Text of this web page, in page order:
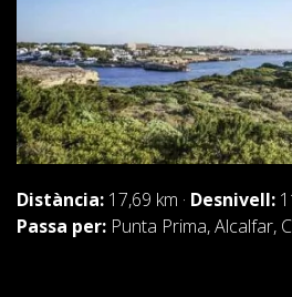
Distància: 17,69 km · Desnivell:
Passa per: Punta Prima, Alcalfar,